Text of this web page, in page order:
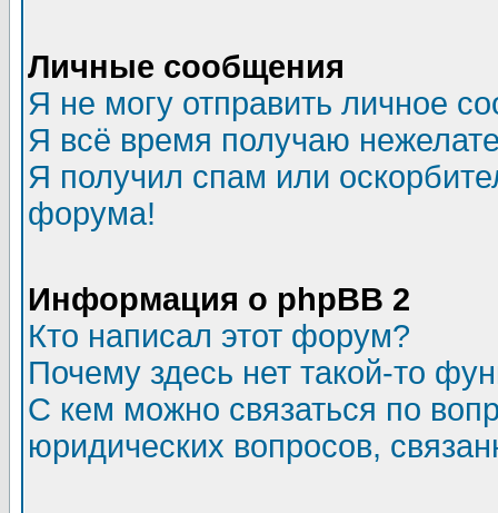
Личные сообщения
Я не могу отправить личное
Я всё время получаю
Я получил спам или
форума!
Информация о phpBB 2
Кто написал этот форум?
Почему здесь нет такой-то
С кем можно связаться по
юридических вопросов,